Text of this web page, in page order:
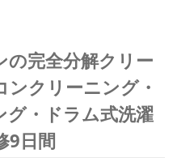
の完全分解クリー
クリーニング・
グ・ドラム式洗濯
9日間